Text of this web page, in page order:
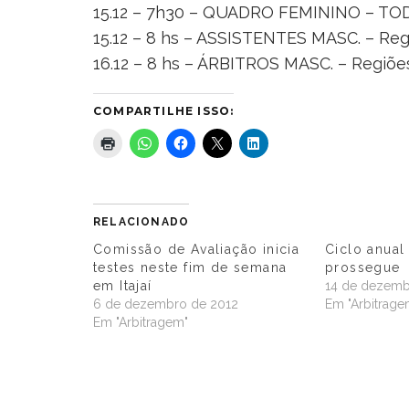
15.12 – 7h30 – QUADRO FEMININO –
15.12 – 8 hs – ASSISTENTES MASC. –
16.12 – 8 hs – ÁRBITROS MASC. –
COMPARTILHE ISSO:
RELACIONADO
Comissão de Avaliação inicia
testes neste fim de semana
em Itajaí
6 de dezembro de 2012
Em "Arbitragem"
Ciclo anual
prossegue
14 de
Em